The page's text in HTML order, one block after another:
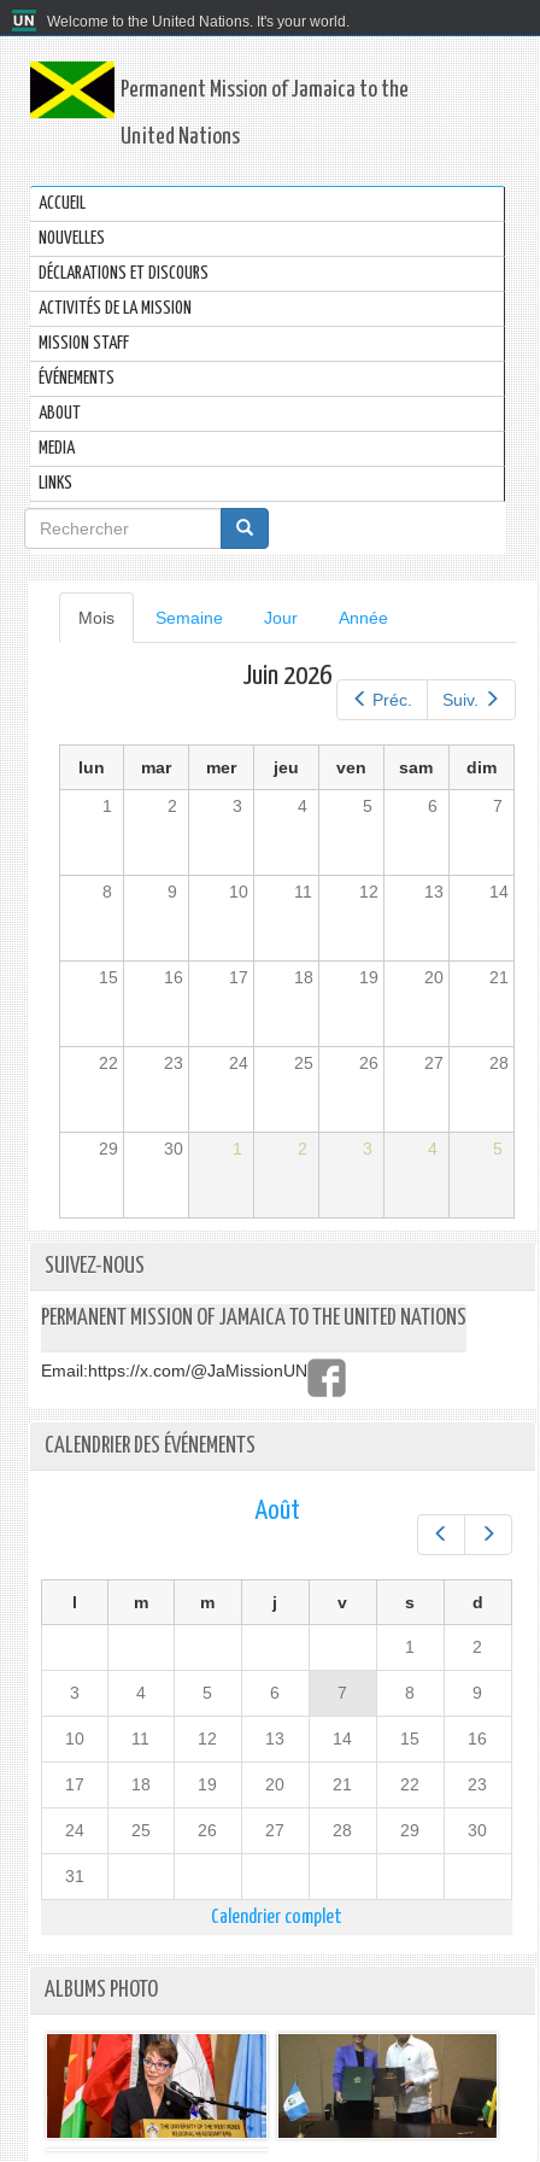
Welcome to the United Nations. It's your world.
Permanent Mission of Jamaica to the
United Nations
ACCUEIL
NOUVELLES
DÉCLARATIONS ET DISCOURS
ACTIVITÉS DE LA MISSION
MISSION STAFF
ÉVÉNEMENTS
ABOUT
MEDIA
LINKS
Formulaire
de
recherche
Onglets
principaux
Mois(onglet
actif)
Semaine Jour Année
Préc. Suiv.
Juin 2026
lun mar mer jeu ven sam
dim
1
2 3 4 5 6 7
8 9 10 11 12 13 14
15 16 17 18 19 20 21
22 23 24 25 26 27 28
29 30 1 2 3 4 5
SUIVEZ-NOUS
PERMANENT MISSION OF JAMAICA TO THE UNITED NATIONS
Email:https://x.com/@JaMissionUN
CALENDRIER DES ÉVÉNEMENTS
Préc.
Août
l m m j v s d
1 2
3 4 5 6 7 8 9
10 11 12 13 14 15 16
17 18 19 20 21 22 23
24 25 26 27 28 29 30
31
Calendrier complet
ALBUMS PHOTO